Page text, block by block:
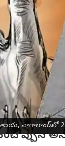
నాగాలాండ్‌లో
రాజీవ్
మేఘాలయ,
మేఘాలయ,